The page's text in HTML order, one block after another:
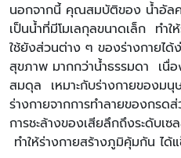
นอกจากนี้ คุณสมบัติของ น้ำอัล
เป็นน้ำที่มีโมเลกุลขนาดเล็ก ทำใ
ใช้ยังส่วนต่าง ๆ ของร่างกายได้
สุขภาพ มากกว่าน้ำธรรมดา เนื่
สมดุล เหมาะกับร่างกายของมนุ
ร่างกายจากการทำลายของกร
การชะล้างของเสียลึกถึงระดับ
ทำให้ร่างกายสร้างภูมิคุ้มกัน ได้